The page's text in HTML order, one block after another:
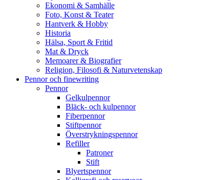
Ekonomi & Samhälle
Foto, Konst & Teater
Hantverk & Hobby
Historia
Hälsa, Sport & Fritid
Mat & Dryck
Memoarer & Biografier
Religion, Filosofi & Naturvetenskap
Pennor och finewriting
Pennor
Gelkulpennor
Bläck- och kulpennor
Fiberpennor
Stiftpennor
Överstrykningspennor
Refiller
Patroner
Stift
Blyertspennor